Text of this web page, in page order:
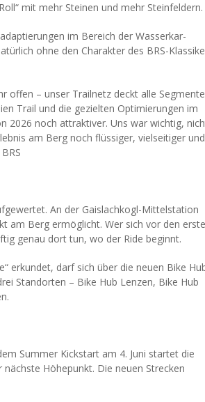
mit mehr Steinen und mehr Steinfeldern.
im Bereich der Wasserkar-
ohne den Charakter des BRS-
offen – unser Trailnetz deckt alle Segmente
Trail und die gezielten Optimierungen im
2026 noch attraktiver. Uns war wichtig,
am Berg noch flüssiger, vielseitiger und
An der Gaislachkogl-Mittelstation
am Berg ermöglicht. Wer sich vor den
genau dort tun, wo der Ride beginnt.
erkundet, darf sich über die neuen Bike
Standorten – Bike Hub Lenzen, Bike Hub
Summer Kickstart am 4. Juni startet die
Höhepunkt. Die neuen Strecken